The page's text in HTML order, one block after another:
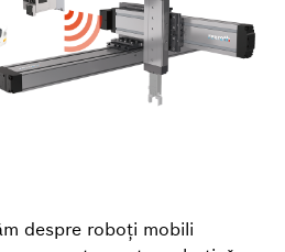
despre roboți mobili